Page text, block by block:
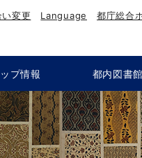
変更 Language 都庁総合
プ情報 都内図書